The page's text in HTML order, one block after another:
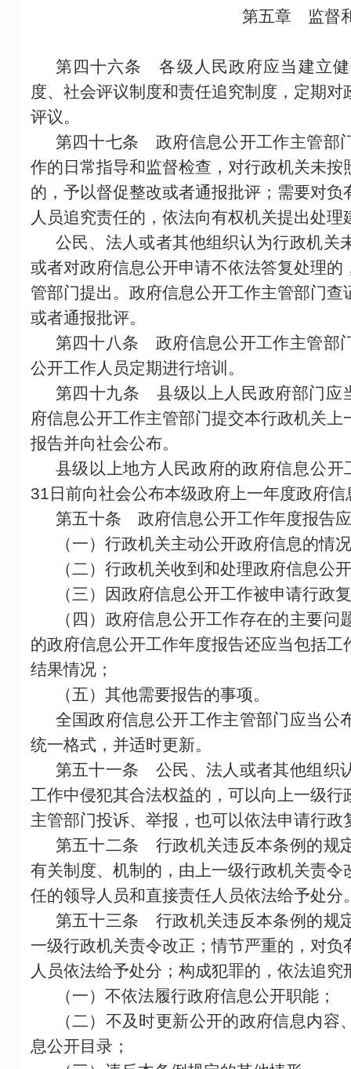
第五章 监督
第四十六条 各级人民政府应当建立
度、社会评议制度和责任追究制度，定期
评议。
第四十七条 政府信息公开工作主管部
作的日常指导和监督检查，对行政机关未
的，予以督促整改或者通报批评；需要对
人员追究责任的，依法向有权机关提出处理
公民、法人或者其他组织认为行政机关
或者对政府信息公开申请不依法答复处理
管部门提出。政府信息公开工作主管部门
或者通报批评。
第四十八条 政府信息公开工作主管部
公开工作人员定期进行培训。
第四十九条 县级以上人民政府部门应
府信息公开工作主管部门提交本行政机关
报告并向社会公布。
县级以上地方人民政府的政府信息公
31日前向社会公布本级政府上一年度政府
第五十条 政府信息公开工作年度报告
（一）行政机关主动公开政府信息的情
（二）行政机关收到和处理政府信息公
（三）因政府信息公开工作被申请行政
（四）政府信息公开工作存在的主要
的政府信息公开工作年度报告还应当包括
结果情况；
（五）其他需要报告的事项。
全国政府信息公开工作主管部门应当公
统一格式，并适时更新。
第五十一条 公民、法人或者其他组织
工作中侵犯其合法权益的，可以向上一级
主管部门投诉、举报，也可以依法申请行政
第五十二条 行政机关违反本条例的规
有关制度、机制的，由上一级行政机关责
任的领导人员和直接责任人员依法给予处分
第五十三条 行政机关违反本条例的规
一级行政机关责令改正；情节严重的，对
人员依法给予处分；构成犯罪的，依法追究
（一）不依法履行政府信息公开职能；
（二）不及时更新公开的政府信息内
息公开目录；